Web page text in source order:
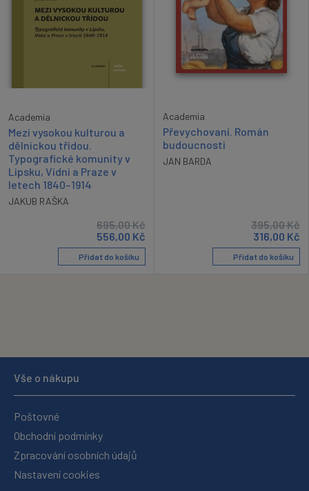
Academia
Mezi vysokou kulturou a
dělnickou třídou.
Typografické komunity v
Lipsku, Vídni a Praze v
letech 1840–1914
JAKUB RAŠKA
695,00Kč
556,00 Kč
Přidat do košíku
Academia
Převychovaní. Román
budoucnosti
JAN BARDA
395,00Kč
316,00 Kč
Přidat do košíku
Vše o nákupu
Poštovné
Obchodní podmínky
Zpracování osobních údajů
Nastavení cookies